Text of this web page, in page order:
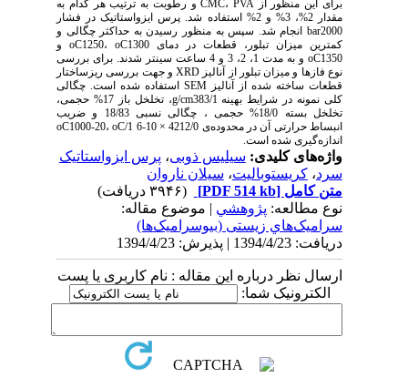
برای این منظور از CMC، PVA و رطوبت به ترتیب هر کدام به
مقدار 2%، 3% و 2% استفاده شد. پرس ایزواستاتیک در فشار
bar2000 انجام شد. سپس به منظور رسیدن به حداکثر چگالی و
کمترین میزان تبلور، قطعات در دمای oC1250، oC1300 و
oC1350 و به مدت 1، 2، 3 و 4 ساعت سینتر شدند. برای بررسی
نوع فازها و میزان تبلور از آنالیز XRD و جهت بررسی ریزساختار
قطعات ساخته شده از آنالیز SEM استفاده شده است. چگالی
کلی نمونه در شرایط بهینه g/cm383/1، تخلخل باز 17% حجمی،
تخلخل بسته 18/0% حجمی ، چگالی نسبی 18/83 و ضریب
انبساط حرارتی آن در محدوده‌ی oC1000-20، oC/1 6-10 × 4212/0
اندازه‌گیری شده است.
واژه‌های کلیدی:سیلیس ذوبی،پرس ایزواستاتیک
سرد ،کریستوبالیت،سیلان ناروان
متن کامل[PDF 514 kb]
نوع مطالعه:پژوهشي| موضوع مقاله:
سراميک‌هاي زیستی (بیوسرامیک‌ها)
دریافت: 1394/4/23 | پذیرش: 1394/4/23
ارسال نظر درباره این مقاله : نام کاربری یا پست
الکترونیک شما: